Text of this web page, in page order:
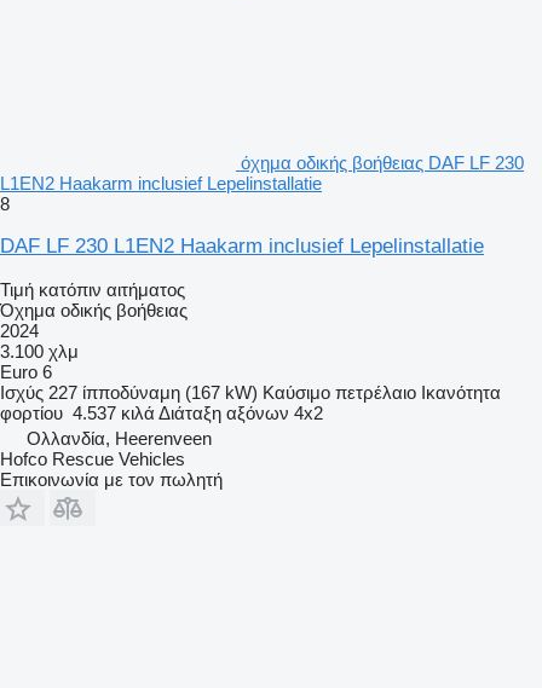
όχημα οδικής βοήθειας DAF LF 230
L1EN2 Haakarm inclusief Lepelinstallatie
8
DAF LF 230 L1EN2 Haakarm inclusief Lepelinstallatie
Τιμή κατόπιν αιτήματος
Όχημα οδικής βοήθειας
2024
3.100 χλμ
Euro 6
Ισχύς 227 ίπποδύναμη (167 kW) Καύσιμο πετρέλαιο Ικανότητα
φορτίου 4.537 κιλά Διάταξη αξόνων 4x2
Ολλανδία, Heerenveen
Hofco Rescue Vehicles
Επικοινωνία με τον πωλητή